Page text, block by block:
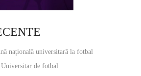
națională universitară la fotbal
de fotbal